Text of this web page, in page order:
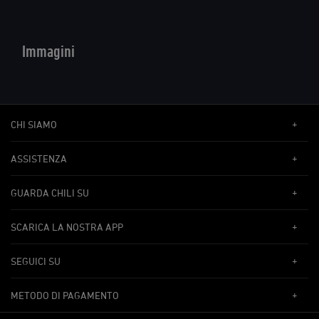
Immagini
CHI SIAMO
ASSISTENZA
GUARDA CHILI SU
SCARICA LA NOSTRA APP
SEGUICI SU
METODO DI PAGAMENTO